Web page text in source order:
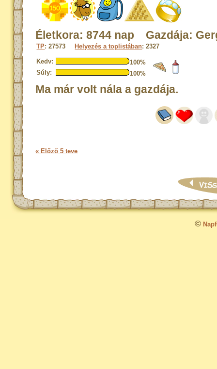
Életkora: 8744 nap Gazdája:
TP: 27573 Helyezés a toplistában: 2327
Kedv:
100%
Súly:
100%
Ma már volt nála a gazdája.
« Előző 5 teve
©